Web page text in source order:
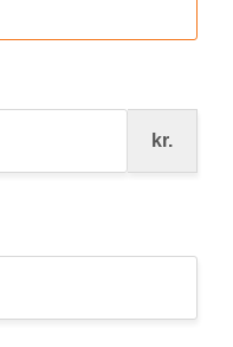
kr.